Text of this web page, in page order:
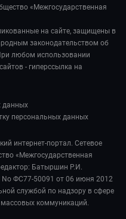
«Межгосударственная
на сайте, защищены в
законодательством об
любом использовании
- гиперссылка на
данных
персональных данных
интернет-портал. Сетевое
«Межгосударственная
Батыршин Р.И.
ФС77-50091 от 06 июня 2012
службой по надзору в сфере
коммуникаций.